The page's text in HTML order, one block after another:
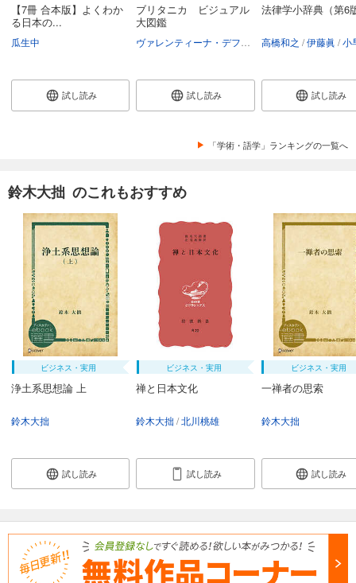
【7冊 合本版】よくわか
る日本の...
瓜生中
試し読み
ブリタニカ ビジュアル
大図鑑
アンドリュー・
試し読み
法律学小辞典（第6
高橋和之 伊藤眞 小早川
試し読み
「学術・語学」ランキングの一覧へ
鈴木大拙 のこれもおすすめ
ビジネス・実用
浄土系思想論 上
鈴木大拙
試し読み
ビジネス・実用
禅と日本文化
鈴木大拙 北川桃雄
試し読み
ビジネス・実用
一禅者の思索
鈴木大拙
試し読み